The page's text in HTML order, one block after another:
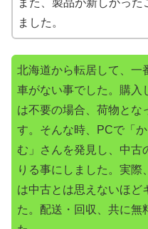
ました。
北海道から転居して、一
車がない事でした。購入
は不要の場合、荷物とな
す。そんな時、PCで「
む」さんを発見し、中古
りる事にしました。実際
は中古とは思えないほど
た。配送・回収、共に無